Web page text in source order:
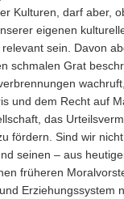
Kulturen, darf aber,
eigenen
sein. Davon
schmalen Grat
und dem Recht auf
das
fördern. Sind wir
seinen – aus
früheren
Erziehungssystem